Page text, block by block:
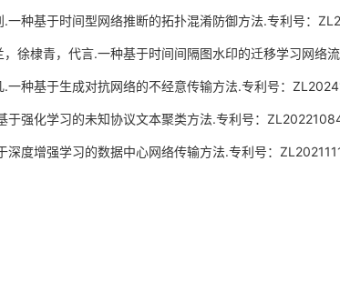
.一种基于时间型网络推断的拓扑混淆防御方法.专利号：
徐棣青，代言.一种基于时间间隔图水印的迁移学习网
.一种基于生成对抗网络的不经意传输方法.专利号：
于强化学习的未知协议文本聚类方法.专利号：
深度增强学习的数据中心网络传输方法.专利号：